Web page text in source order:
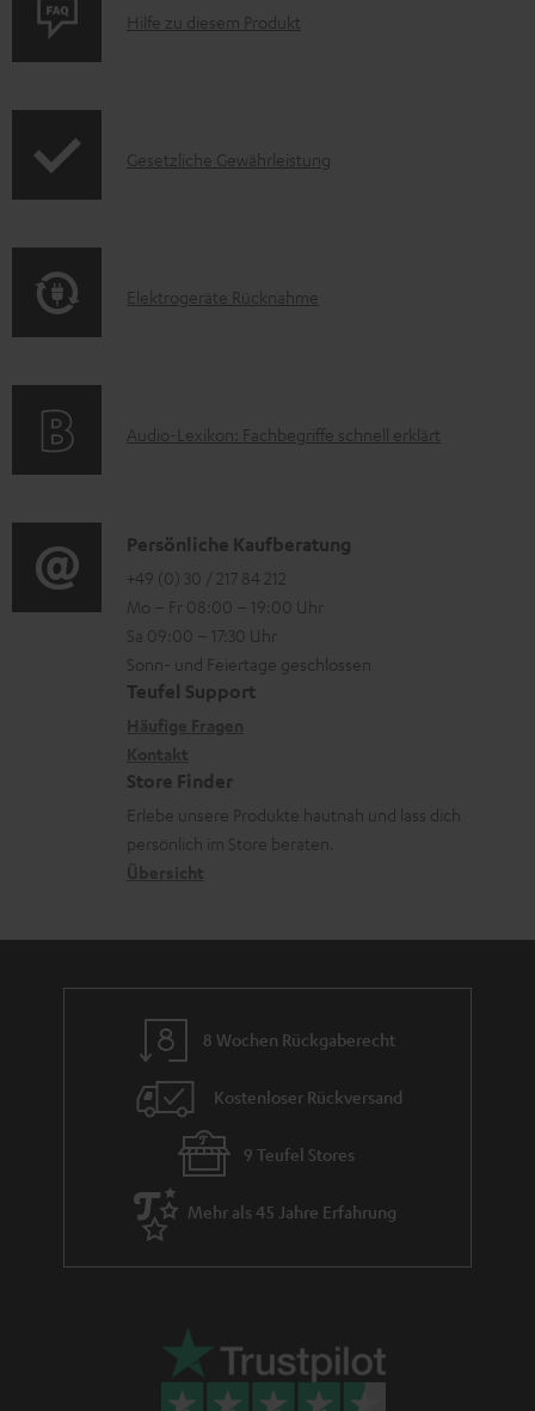
r
e
P
u
A
Hilfe zu diesem Produkt
I
r
i
e
n
z
u
r
a
r
a
i
e
Gesetzliche Gewährleistung
E
t
g
e
r
ä
t
ü
c
a
h
m
Elektrogeräte Rücknahme
A
i
o
-
L
e
k
o
Audio-Lexikon: Fachbegriffe schnell erklärt
K
o
n
t
a
d
a
n
Persönliche Kaufberatung
+49 (0) 30 / 217 84 212
Mo – Fr 08:00 – 19:00 Uhr
Sa 09:00 – 17:30 Uhr
Sonn- und Feiertage geschlossen
Teufel Support
Store Finder
Erlebe unsere Produkte hautnah und lass dich
persönlich im Store beraten.
8 Wochen Rückgaberecht
Kostenloser Rückversand
9 Teufel Stores
Mehr als 45 Jahre Erfahrung